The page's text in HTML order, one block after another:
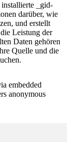
_gid-
darüber, wie
und erstellt
Leistung der
Daten gehören
Quelle und die
embedded
anonymous